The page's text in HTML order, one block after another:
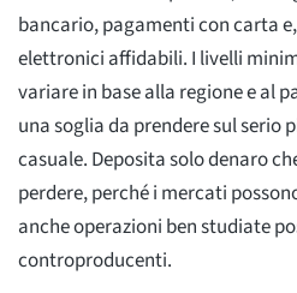
bancario, pagamenti con carta
elettronici affidabili. I livelli
variare in base alla regione e al
una soglia da prendere sul
casuale. Deposita solo denaro
perdere, perché i mercati
anche operazioni ben studiate
controproducenti.